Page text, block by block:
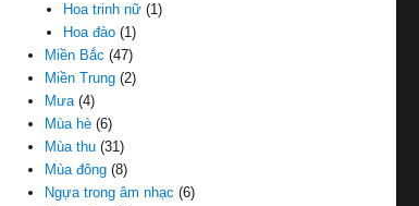
Hoa trinh nữ(1)
Hoa đào(1)
Miền Bắc (47)
Miền Trung (2)
Mưa(4)
Mùa hè (6)
Mùa thu (31)
Mùa đông (8)
Ngựa trong âm nhạc (6)